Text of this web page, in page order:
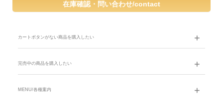
カートボタンがない商品を購入したい
完売中の商品を購入したい
MENU/各種案内